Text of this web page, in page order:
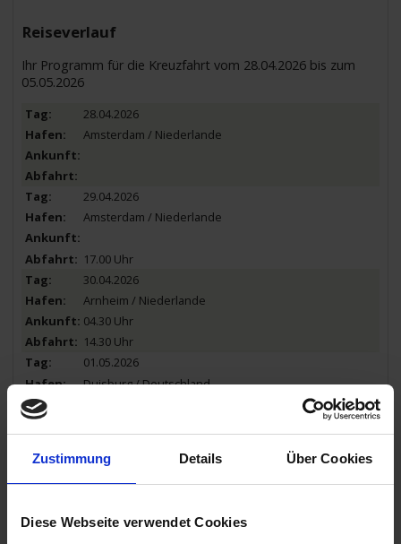
Zustimmung Details Über Cookies
Diese Webseite verwendet Cookies
Reiseverlauf
Ihr Programm für die Kreuzfahrt vom 28.04.2026 bis zum
05.05.2026
28.04.2026
Amsterdam / Niederlande
29.04.2026
Amsterdam / Niederlande
17.00 Uhr
30.04.2026
Arnheim / Niederlande
04.30 Uhr
14.30 Uhr
01.05.2026
Duisburg / Deutschland
Koblenz / Deutschland
07.00 Uhr
02.05.2026